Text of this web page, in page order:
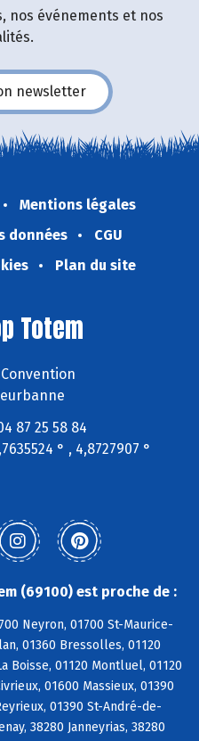
nos événements et nos
newsletter
Mentions légales
données
CGU
Plan du site
Totem
87 25 58 84
° , 4,8727907 °
(69100) est proche de :
Neyron, 01700 St-Maurice-
01360 Bressolles, 01120
Boisse, 01120 Montluel, 01120
01600 Massieux, 01390
01390 St-André-de-
38280 Janneyrias, 38280